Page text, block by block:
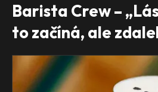
Barista Crew –
to začíná, ale